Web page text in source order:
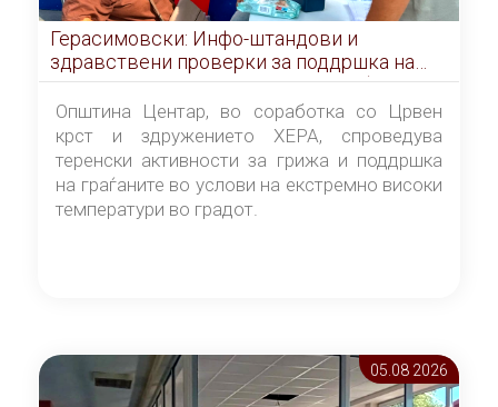
Герасимовски: Инфо-штандови и
здравствени проверки за поддршка на
граѓаните во услови на топлотен бран
Општина Центар, во соработка со Црвен
крст и здружението ХЕРА, спроведува
теренски активности за грижа и поддршка
на граѓаните во услови на екстремно високи
температури во градот.
05.08 2026